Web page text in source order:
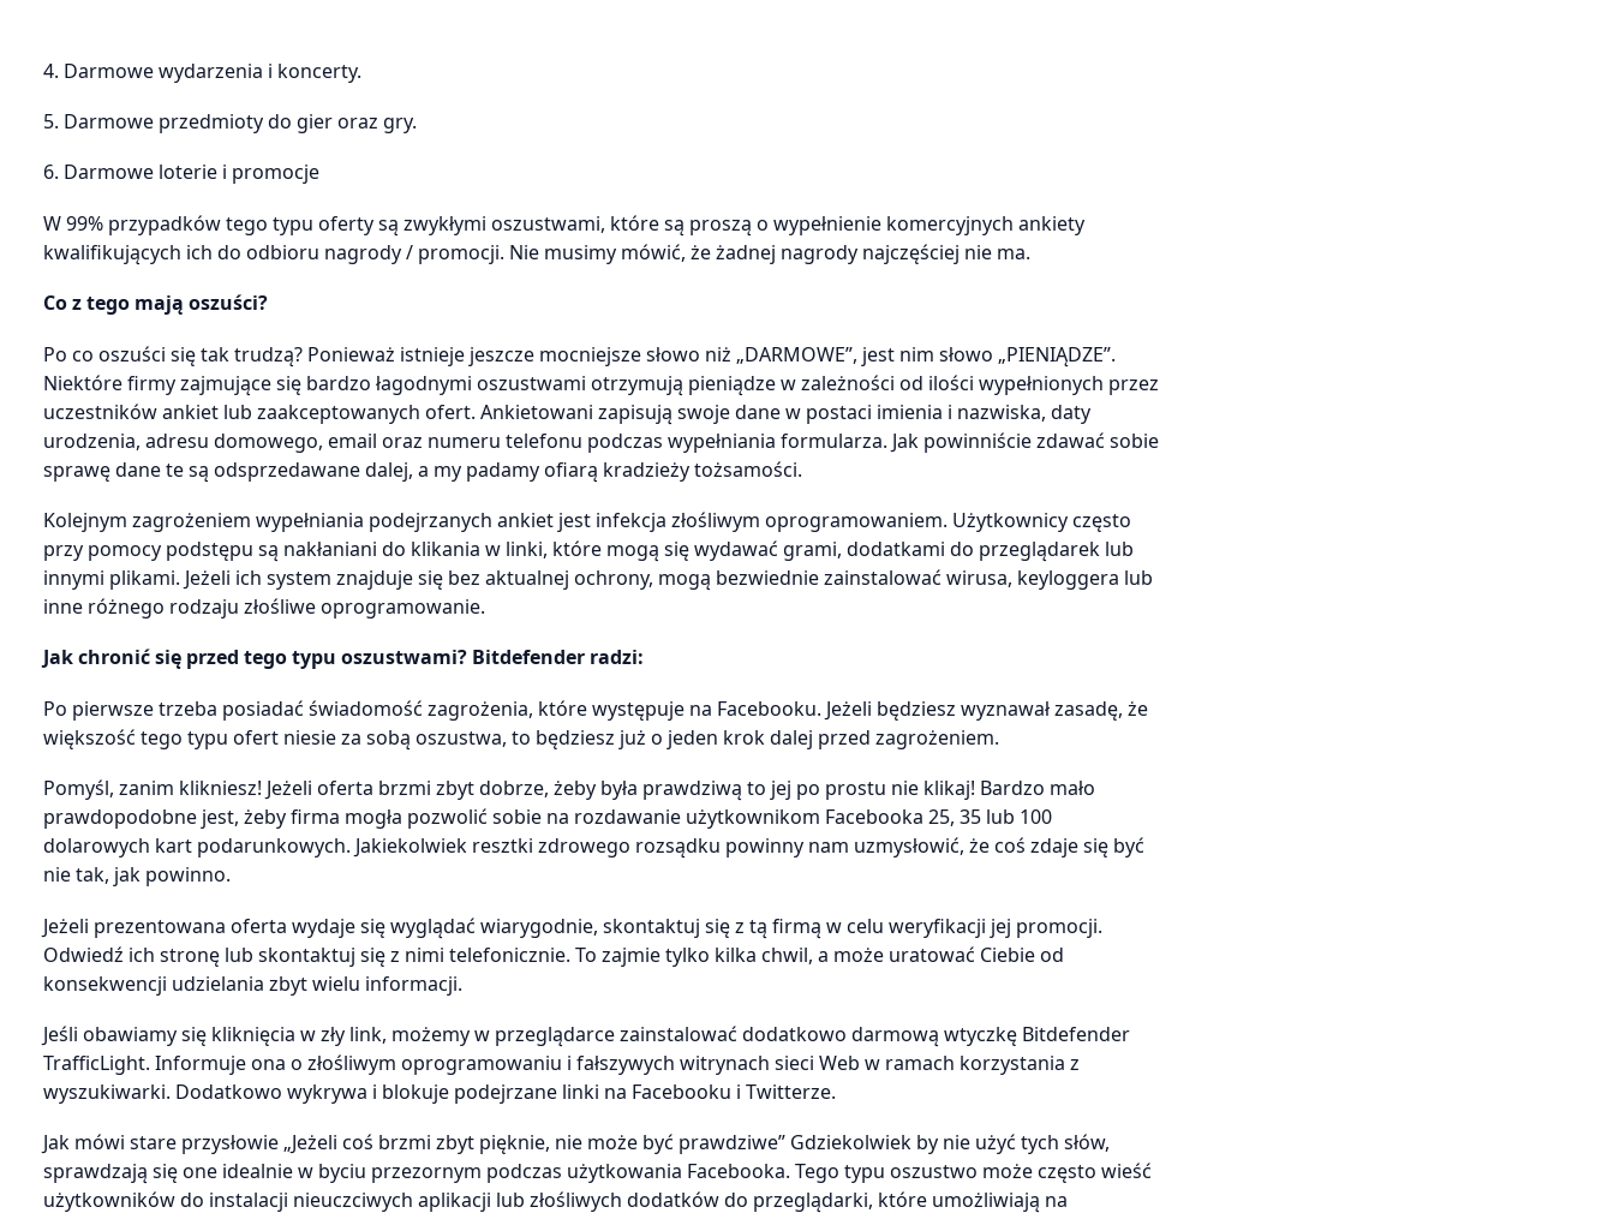
4. Darmowe wydarzenia i koncerty.
5. Darmowe przedmioty do gier oraz gry.
6. Darmowe loterie i promocje
W 99% przypadków tego typu oferty są zwykłymi oszustwami, które są proszą o wypełnienie komercyjnych ankiety
kwalifikujących ich do odbioru nagrody / promocji. Nie musimy mówić, że żadnej nagrody najczęściej nie ma.
Co z tego mają oszuści?
Po co oszuści się tak trudzą? Ponieważ istnieje jeszcze mocniejsze słowo niż „DARMOWE”, jest nim słowo „PIENIĄDZE”.
Niektóre firmy zajmujące się bardzo łagodnymi oszustwami otrzymują pieniądze w zależności od ilości wypełnionych przez
uczestników ankiet lub zaakceptowanych ofert. Ankietowani zapisują swoje dane w postaci imienia i nazwiska, daty
urodzenia, adresu domowego, email oraz numeru telefonu podczas wypełniania formularza. Jak powinniście zdawać sobie
sprawę dane te są odsprzedawane dalej, a my padamy ofiarą kradzieży tożsamości.
Kolejnym zagrożeniem wypełniania podejrzanych ankiet jest infekcja złośliwym oprogramowaniem. Użytkownicy często
przy pomocy podstępu są nakłaniani do klikania w linki, które mogą się wydawać grami, dodatkami do przeglądarek lub
innymi plikami. Jeżeli ich system znajduje się bez aktualnej ochrony, mogą bezwiednie zainstalować wirusa, keyloggera lub
inne różnego rodzaju złośliwe oprogramowanie.
Jak chronić się przed tego typu oszustwami? Bitdefender radzi:
Po pierwsze trzeba posiadać świadomość zagrożenia, które występuje na Facebooku. Jeżeli będziesz wyznawał zasadę, że
większość tego typu ofert niesie za sobą oszustwa, to będziesz już o jeden krok dalej przed zagrożeniem.
Pomyśl, zanim klikniesz! Jeżeli oferta brzmi zbyt dobrze, żeby była prawdziwą to jej po prostu nie klikaj! Bardzo mało
prawdopodobne jest, żeby firma mogła pozwolić sobie na rozdawanie użytkownikom Facebooka 25, 35 lub 100
dolarowych kart podarunkowych. Jakiekolwiek resztki zdrowego rozsądku powinny nam uzmysłowić, że coś zdaje się być
nie tak, jak powinno.
Jeżeli prezentowana oferta wydaje się wyglądać wiarygodnie, skontaktuj się z tą firmą w celu weryfikacji jej promocji.
Odwiedź ich stronę lub skontaktuj się z nimi telefonicznie. To zajmie tylko kilka chwil, a może uratować Ciebie od
konsekwencji udzielania zbyt wielu informacji.
Jeśli obawiamy się kliknięcia w zły link, możemy w przeglądarce zainstalować dodatkowo darmową wtyczkę Bitdefender
TrafficLight. Informuje ona o złośliwym oprogramowaniu i fałszywych witrynach sieci Web w ramach korzystania z
wyszukiwarki. Dodatkowo wykrywa i blokuje podejrzane linki na Facebooku i Twitterze.
Jak mówi stare przysłowie „Jeżeli coś brzmi zbyt pięknie, nie może być prawdziwe” Gdziekolwiek by nie użyć tych słów,
sprawdzają się one idealnie w byciu przezornym podczas użytkowania Facebooka. Tego typu oszustwo może często wieść
użytkowników do instalacji nieuczciwych aplikacji lub złośliwych dodatków do przeglądarki, które umożliwiają na